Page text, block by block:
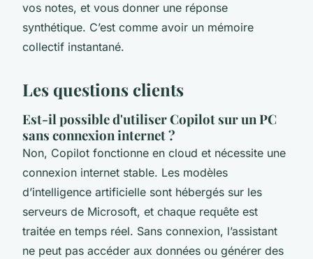
vos notes, et vous donner une réponse
synthétique. C’est comme avoir un mémoire
collectif instantané.
Les questions clients
Est-il possible d'utiliser Copilot sur un PC
sans connexion internet ?
Non, Copilot fonctionne en cloud et nécessite une
connexion internet stable. Les modèles
d’intelligence artificielle sont hébergés sur les
serveurs de Microsoft, et chaque requête est
traitée en temps réel. Sans connexion, l’assistant
ne peut pas accéder aux données ou générer des